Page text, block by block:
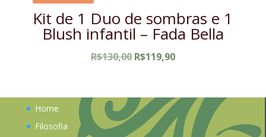
Kit de 1 Duo de sombras e 1
Blush infantil – Fada Bella
R$130,00 O
era:
R$130,00.
R$119,90O
é:
R$119,90.
Home
Filosofia